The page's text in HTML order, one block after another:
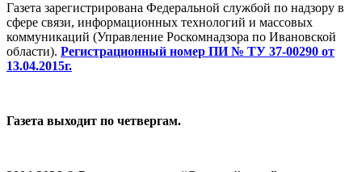
Газета зарегистрирована Федеральной службой по надзору в
сфере связи, информационных технологий и массовых
коммуникаций (Управление Роскомнадзора по Ивановской
области). Регистрационный номер ПИ № ТУ 37-00290 от
13.04.2015г.
Газета выходит по четвергам.